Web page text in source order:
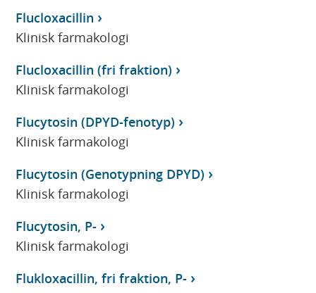
Flucloxacillin
Klinisk farmakologi
Flucloxacillin (fri fraktion)
Klinisk farmakologi
Flucytosin (DPYD-fenotyp)
Klinisk farmakologi
Flucytosin (Genotypning DPYD)
Klinisk farmakologi
Flucytosin, P-
Klinisk farmakologi
Flukloxacillin, fri fraktion, P-